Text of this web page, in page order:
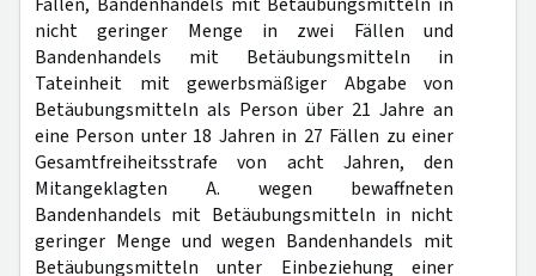
nicht geringer Menge in zwei Fällen und
Bandenhandels mit Betäubungsmitteln in
Tateinheit mit gewerbsmäßiger Abgabe von
Betäubungsmitteln als Person über 21 Jahre an
eine Person unter 18 Jahren in 27 Fällen zu einer
Gesamtfreiheitsstrafe von acht Jahren, den
Mitangeklagten A. wegen bewaffneten
Bandenhandels mit Betäubungsmitteln in nicht
geringer Menge und wegen Bandenhandels mit
Betäubungsmitteln unter Einbeziehung einer